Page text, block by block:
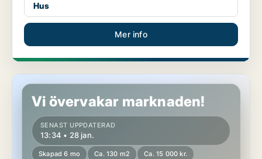
Hus
Mer info
Hus i Helsingborg
Vi övervakar marknaden!
SENAST UPPDATERAD
13:34 • 28 jan.
Skapad 6 mo Ca. 130 m2 Ca. 15 000 kr.